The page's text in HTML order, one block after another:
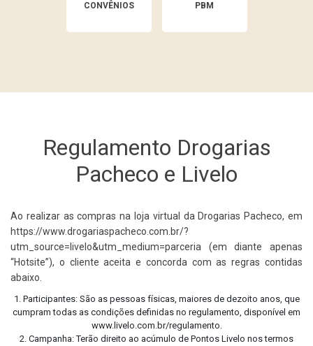
CONVÊNIOS PBM
Regulamento Drogarias
Pacheco e Livelo
Ao realizar as compras na loja virtual da Drogarias Pacheco, em
https://www.drogariaspacheco.com.br/?
utm_source=livelo&utm_medium=parceria (em diante apenas
“Hotsite”), o cliente aceita e concorda com as regras contidas
abaixo.
1. Participantes: São as pessoas físicas, maiores de dezoito anos, que
cumpram todas as condições definidas no regulamento, disponível em
www.livelo.com.br/regulamento.
2. Campanha: Terão direito ao acúmulo de Pontos Livelo nos termos